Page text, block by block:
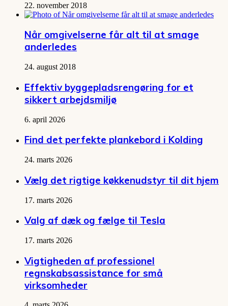
22. november 2018
Når omgivelserne får alt til at smage
anderledes
24. august 2018
Effektiv byggepladsrengøring for et
sikkert arbejdsmiljø
6. april 2026
Find det perfekte plankebord i Kolding
24. marts 2026
Vælg det rigtige køkkenudstyr til dit hjem
17. marts 2026
Valg af dæk og fælge til Tesla
17. marts 2026
Vigtigheden af professionel
regnskabsassistance for små
virksomheder